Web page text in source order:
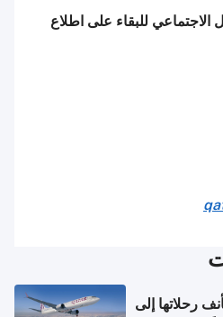
الاجتماعي للبقاء على اطلاع
رحلاتها إلى